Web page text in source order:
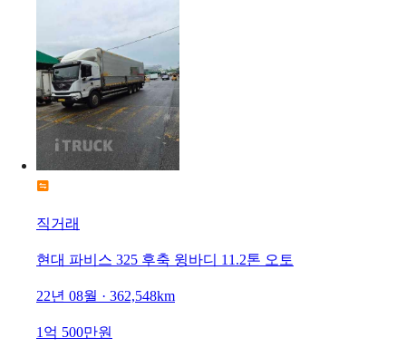
직거래
현대 파비스 325 후축 윙바디 11.2톤 오토
22년 08월 · 362,548km
1억 500만원